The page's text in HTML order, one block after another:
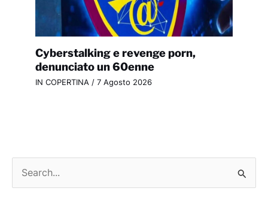
Cyberstalking e revenge porn,
denunciato un 60enne
IN COPERTINA/ 7 Agosto 2026